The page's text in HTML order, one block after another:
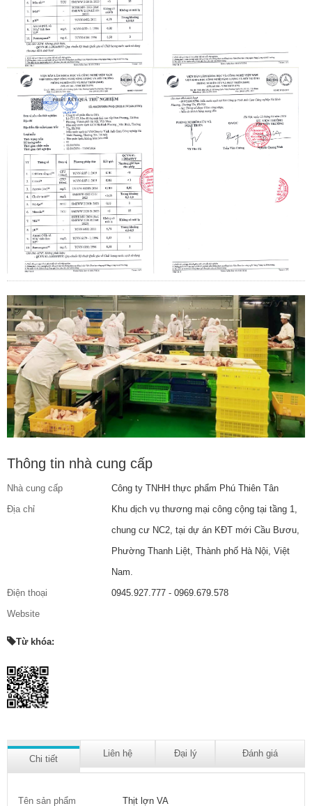
Thông tin nhà cung cấp
Nhà cung cấp
Công ty TNHH thực phẩm Phú Thiên Tân
Địa chỉ
Khu dịch vụ thương mại công cộng tại tầng 1,
chung cư NC2, tại dự án KĐT mới Cầu Bươu,
Phường Thanh Liệt, Thành phố Hà Nội, Việt
Nam.
Điện thoại
0945.927.777 - 0969.679.578
Website
Từ khóa:
Chi tiết
Liên hệ Đại lý Đánh giá
Tên sản phẩm Thịt lợn VA